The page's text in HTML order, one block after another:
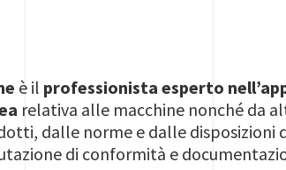
è il professionista esperto
relativa alle macchine nonché da
dalle norme e dalle disposizioni
di conformità e